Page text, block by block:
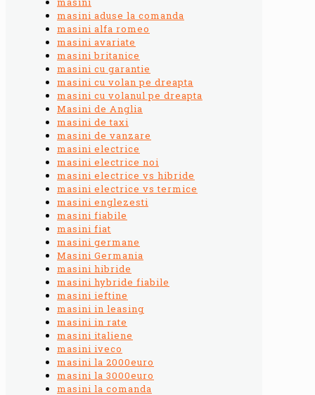
masini aduse la comanda
masini alfa romeo
masini avariate
masini britanice
masini cu garantie
masini cu volan pe dreapta
masini cu volanul pe dreapta
Masini de Anglia
masini de taxi
masini de vanzare
masini electrice
masini electrice noi
masini electrice vs hibride
masini electrice vs termice
masini englezesti
masini fiabile
masini fiat
masini germane
Masini Germania
masini hibride
masini hybride fiabile
masini ieftine
masini in leasing
masini in rate
masini italiene
masini iveco
masini la 2000euro
masini la 3000euro
masini la comanda